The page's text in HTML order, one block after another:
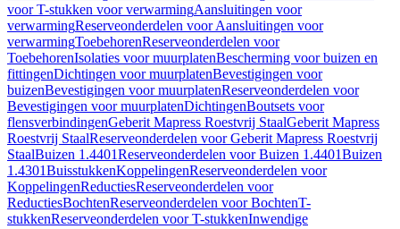
voor T-stukken voor verwarmingAansluitingen voor
verwarmingReserveonderdelen voor Aansluitingen voor
verwarmingToebehorenReserveonderdelen voor
ToebehorenIsolaties voor muurplatenBescherming voor buizen en
fittingenDichtingen voor muurplatenBevestigingen voor
buizenBevestigingen voor muurplatenReserveonderdelen voor
Bevestigingen voor muurplatenDichtingenBoutsets voor
flensverbindingenGeberit Mapress Roestvrij StaalGeberit Mapress
Roestvrij StaalReserveonderdelen voor Geberit Mapress Roestvrij
StaalBuizen 1.4401Reserveonderdelen voor Buizen 1.4401Buizen
1.4301BuisstukkenKoppelingenReserveonderdelen voor
KoppelingenReductiesReserveonderdelen voor
ReductiesBochtenReserveonderdelen voor BochtenT-
stukkenReserveonderdelen voor T-stukkenInwendige